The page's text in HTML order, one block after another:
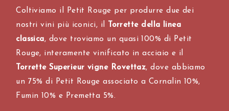
Coltiviamo il Petit Rouge per produrre due dei
nostri vini più iconici, il
Torrette della linea
classica, dove troviamo un quasi 100% di Petit
Rouge, interamente vinificato in acciaio e il
Torrette Superieur vigne Rovettaz, dove abbiamo
un 75% di Petit Rouge associato a Cornalin 10%,
Fumin 10% e Premetta 5%.